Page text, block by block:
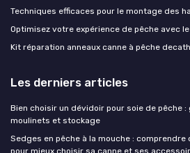
Techniques efficaces pour le montage des
Optimisez votre expérience de pêche avec
Kit réparation anneaux canne à pêche
Les derniers articles
Bien choisir un dévidoir pour soie de pêche
moulinets et stockage
Sedges en pêche à la mouche :